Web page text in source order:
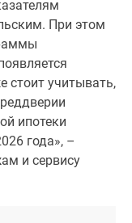
При этом
стоит учитывать,
ипотеки
года», –
и сервису